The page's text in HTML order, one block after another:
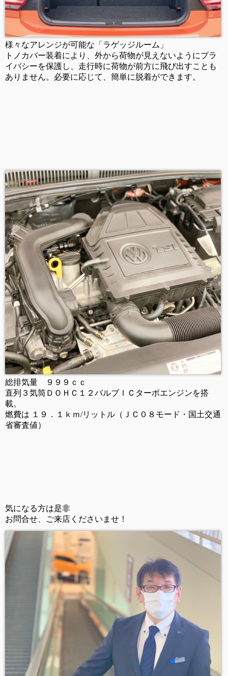
様々なアレンジが可能な「ラゲッジルーム」
トノカバー装着により、外から荷物が見えないようにプラ
イバシーを保護し、走行時に荷物が前方に飛び出すことも
ありません。必要に応じて、簡単に脱着ができます。
総排気量 ９９９ｃｃ
直列３気筒ＤＯＨＣ１２バルブＩＣターボエンジンを搭
載。
燃費は １９．１ｋｍ/リットル（ＪＣ０８モード・国土交通
省審査値）
気になる方は是非
お問合せ、ご来店くださいませ！